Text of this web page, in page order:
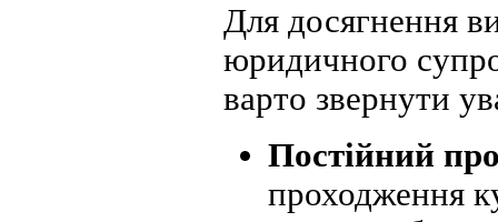
Для досягнення
юридичного
варто звернути
Постійний
проходження